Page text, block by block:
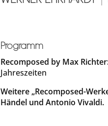
Programm
Recomposed by Max
Jahreszeiten
Weitere „Recomposed-
Händel und Antonio Vivaldi.